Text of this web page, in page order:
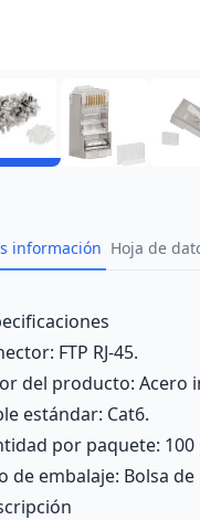
información Hoja de
FTP RJ-45.
del producto: Acero
estándar: Cat6.
por paquete: 100
de embalaje: Bolsa